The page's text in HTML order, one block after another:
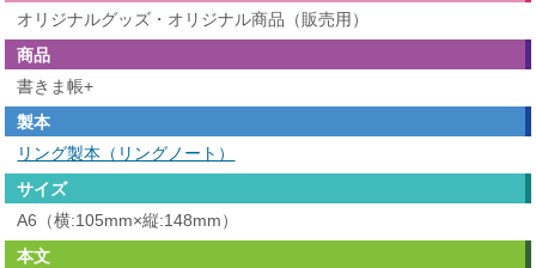
オリジナルグッズ・オリジナル商品（販売用）
商品
書きま帳+
製本
リング製本（リングノート）
サイズ
A6（横:105mm×縦:148mm）
本文